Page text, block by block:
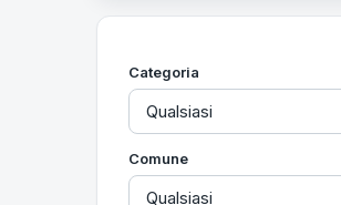
Categoria
Comune